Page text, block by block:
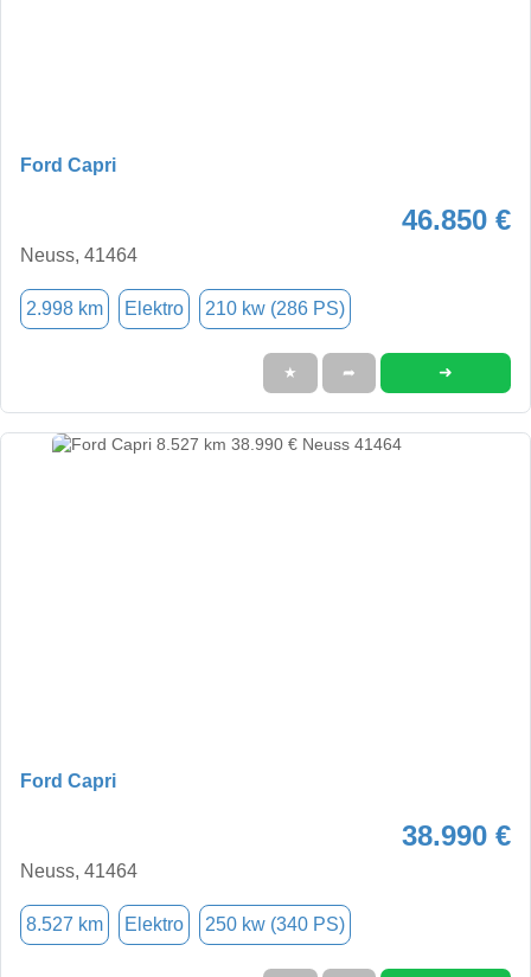
Ford Capri
46.850 €
Neuss, 41464
2.998 km Elektro 210 kw (286 PS)
★ ➦ ➜
Ford Capri
38.990 €
Neuss, 41464
8.527 km Elektro 250 kw (340 PS)